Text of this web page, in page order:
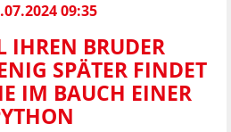
09:35
IHREN BRUDER
SPÄTER FINDET
IM BAUCH EINER